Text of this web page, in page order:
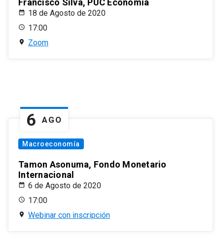
Francisco Silva, PUC Economía
18 de Agosto de 2020
17:00
Zoom
6 AGO
Macroeconomía
Tamon Asonuma, Fondo Monetario
Internacional
6 de Agosto de 2020
17:00
Webinar con inscripción